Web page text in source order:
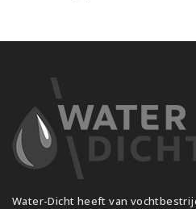
Water-Dicht heeft van